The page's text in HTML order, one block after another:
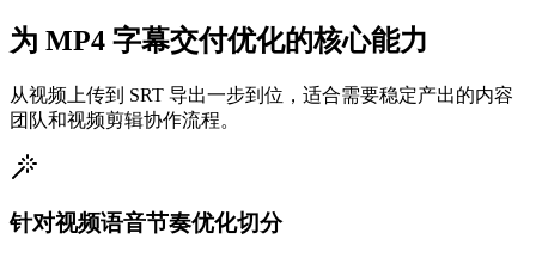
为 MP4 字幕交付优化的核心能力
从视频上传到 SRT 导出一步到位，适合需要稳定产出的内容
团队和视频剪辑协作流程。
针对视频语音节奏优化切分